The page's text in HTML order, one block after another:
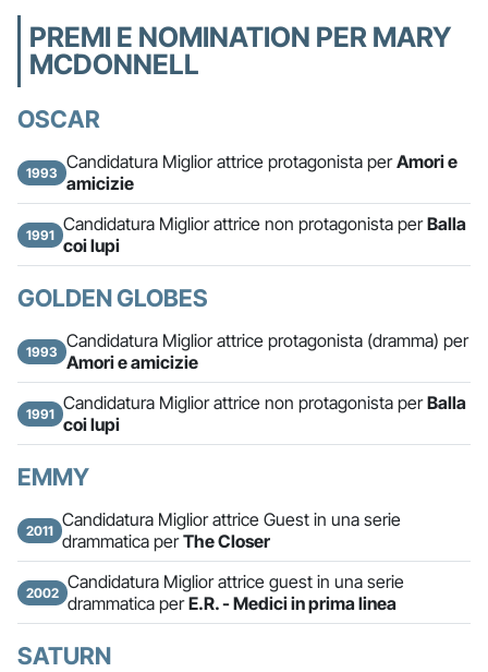
PREMI E NOMINATION PER MARY
MCDONNELL
OSCAR
1993 Candidatura Miglior attrice protagonista perAmori e
amicizie
1991 Candidatura Miglior attrice non protagonista perBalla
coi lupi
GOLDEN GLOBES
1993 Candidatura Miglior attrice protagonista (dramma) per
Amori e amicizie
1991 Candidatura Miglior attrice non protagonista perBalla
coi lupi
EMMY
2011 Candidatura Miglior attrice Guest in una serie
drammatica perThe Closer
2002 Candidatura Miglior attrice guest in una serie
drammatica perE.R. - Medici in prima linea
SATURN